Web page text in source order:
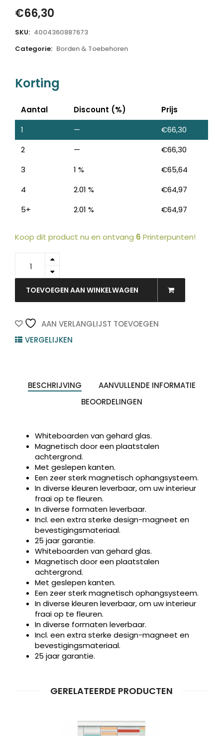
€66,30
SKU: 4004360887673
Categorie: Borden & Toebehoren
Korting
Aantal Discount (%)
Prijs
1
— €66,30
2
— €66,30
3
1 % €65,64
4
2.01 % €64,97
5+
2.01 % €64,97
Koop dit product nu en ontvang 6 Printerpunten!
SIGEL
Glasbord
Magneet
Wit
quantity
TOEVOEGEN AAN WINKELWAGEN
AAN VERLANGLIJST TOEVOEGEN
VERGELIJKEN
BESCHRIJVING
AANVULLENDE INFORMATIE
BEOORDELINGEN
Whiteboarden van gehard glas.
Magnetisch door een plaatstalen
achtergrond.
Met geslepen kanten.
Een zeer sterk magnetisch ophangsysteem.
In diverse kleuren leverbaar, om uw interieur
fraai op te fleuren.
In diverse formaten leverbaar.
Incl. een extra sterke design-magneet en
bevestigingsmateriaal.
25 jaar garantie.
Whiteboarden van gehard glas.
Magnetisch door een plaatstalen
achtergrond.
Met geslepen kanten.
Een zeer sterk magnetisch ophangsysteem.
In diverse kleuren leverbaar, om uw interieur
fraai op te fleuren.
In diverse formaten leverbaar.
Incl. een extra sterke design-magneet en
bevestigingsmateriaal.
25 jaar garantie.
GERELATEERDE PRODUCTEN
zoeken